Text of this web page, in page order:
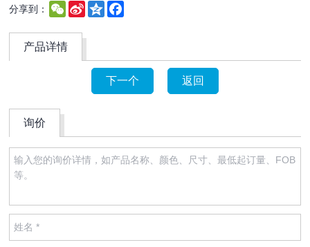
分享到： WeChat
Sina
Weibo
Qzone
产品详情
下一个 返回
询价